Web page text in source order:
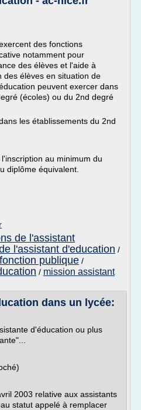
des fonctions
notamment pour
des élèves et l'aide à
des élèves en situation de
peuvent exercer dans
(écoles) ou du 2nd degré
les établissements du 2nd
au minimum du
diplôme équivalent.
de l'assistant
l'assistant d'education /
publique /
/ mission assistant
dans un lycée:
d'éducation ou plus
2003 relative aux assistants
statut appelé à remplacer